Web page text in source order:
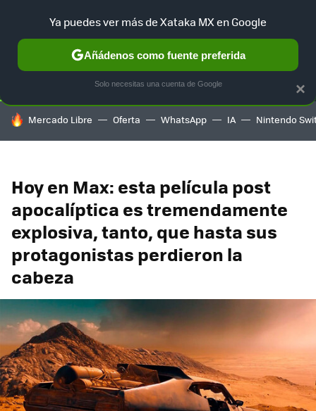
SELECCIÓN GAMING HOME AUTO TERRITORIO
HOY SE HABLA DE
Mercado Libre Oferta WhatsApp IA Nintendo
Hoy en Max: esta película post
apocalíptica es tremendamente
explosiva, tanto, que hasta sus
protagonistas perdieron la
cabeza
×
Ya puedes ver más de Xataka MX en Google
Añádenos como fuente preferida
Solo necesitas una cuenta de Google